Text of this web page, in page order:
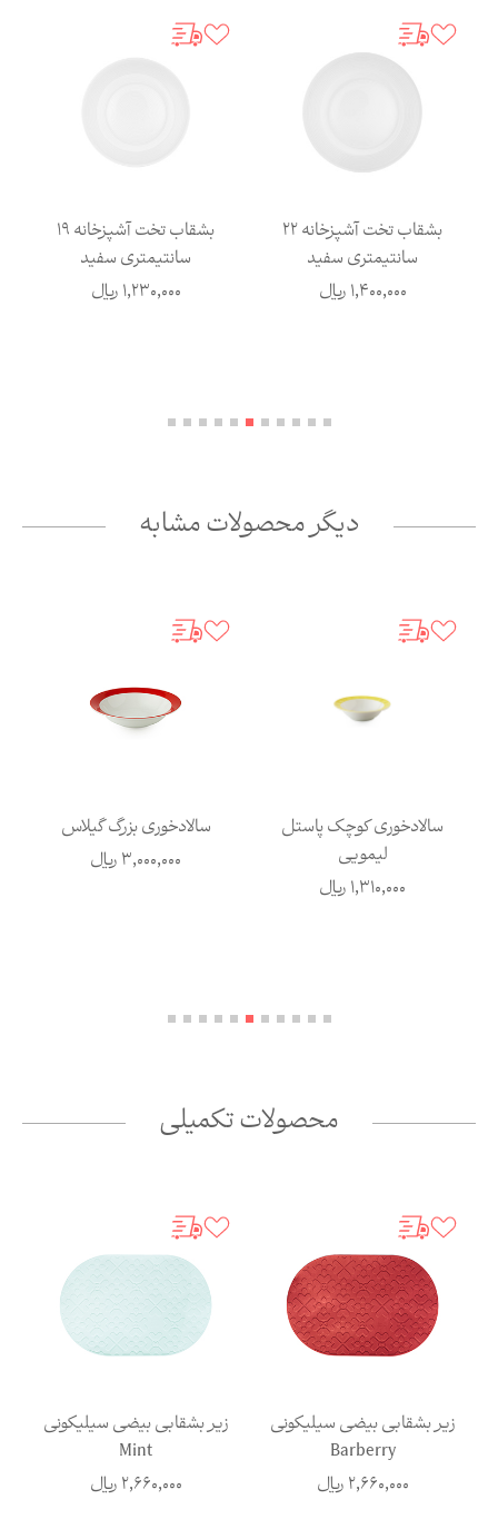
بشقاب تخت آشپزخانه 22
سانتیمتری سفید
1,400,000ریال
بشقاب تخت آشپزخانه 19
سانتیمتری سفید
1,230,000ریال
دیگر محصولات مشابه
سالادخوری کوچک پاستل
لیمویی
1,310,000ریال
سالادخوری بزرگ گیلاس
3,000,000ریال
محصولات تکمیلی
زیر بشقابی بیضی سیلیکونی
Mint
2,660,000ریال
زیر بشقابی بیضی سیلیکونی
Graphit
2,660,000ریال